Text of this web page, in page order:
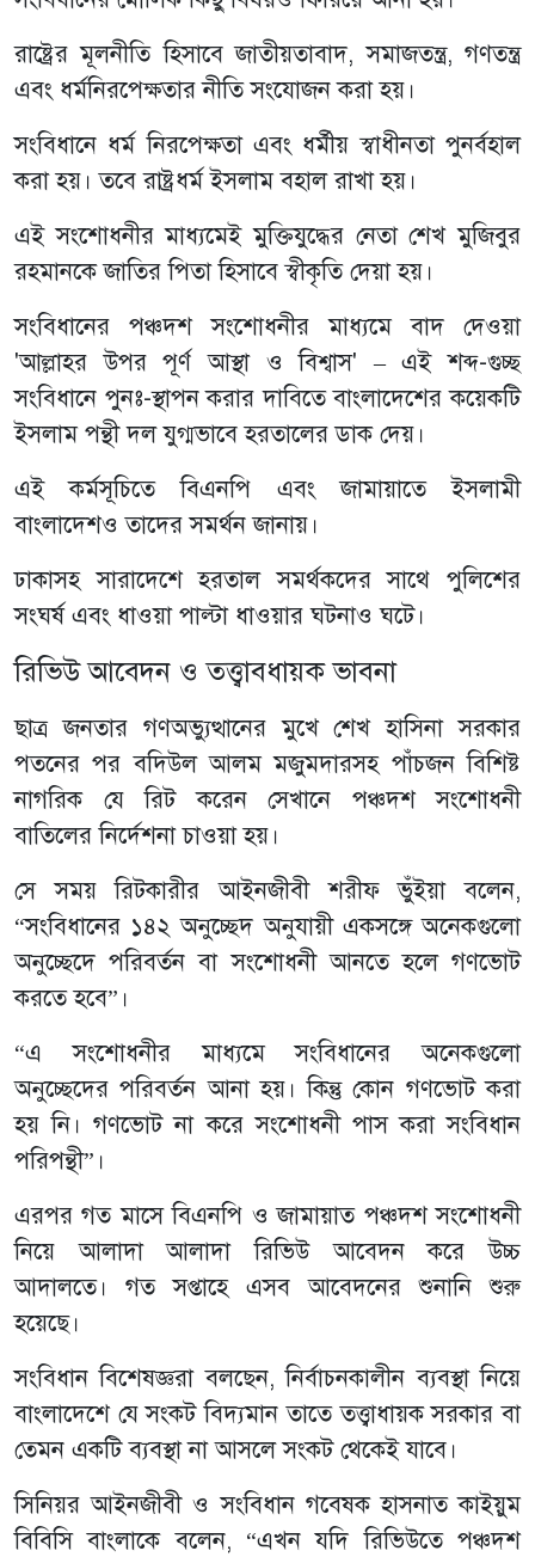
রাষ্ট্রের মূলনীতি হিসাবে জাতীয়তাবাদ, সমাজতন্ত্র, গণতন্ত্র
এবং ধর্মনিরপেক্ষতার নীতি সংযোজন করা হয়।
সংবিধানে ধর্ম নিরপেক্ষতা এবং ধর্মীয় স্বাধীনতা পুনর্বহাল
করা হয়। তবে রাষ্ট্রধর্ম ইসলাম বহাল রাখা হয়।
এই সংশোধনীর মাধ্যমেই মুক্তিযুদ্ধের নেতা শেখ মুজিবুর
রহমানকে জাতির পিতা হিসাবে স্বীকৃতি দেয়া হয়।
সংবিধানের পঞ্চদশ সংশোধনীর মাধ্যমে বাদ দেওয়া
'আল্লাহর উপর পূর্ণ আস্থা ও বিশ্বাস' – এই শব্দ-গুচ্ছ
সংবিধানে পুনঃ-স্থাপন করার দাবিতে বাংলাদেশের কয়েকটি
ইসলাম পন্থী দল যুগ্মভাবে হরতালের ডাক দেয়।
এই কর্মসূচিতে বিএনপি এবং জামায়াতে ইসলামী
বাংলাদেশও তাদের সমর্থন জানায়।
ঢাকাসহ সারাদেশে হরতাল সমর্থকদের সাথে পুলিশের
সংঘর্ষ এবং ধাওয়া পাল্টা ধাওয়ার ঘটনাও ঘটে।
রিভিউ আবেদন ও তত্ত্বাবধায়ক ভাবনা
ছাত্র জনতার গণঅভ্যুত্থানের মুখে শেখ হাসিনা সরকার
পতনের পর বদিউল আলম মজুমদারসহ পাঁচজন বিশিষ্ট
নাগরিক যে রিট করেন সেখানে পঞ্চদশ সংশোধনী
বাতিলের নির্দেশনা চাওয়া হয়।
সে সময় রিটকারীর আইনজীবী শরীফ ভুঁইয়া বলেন,
“সংবিধানের ১৪২ অনুচ্ছেদ অনুযায়ী একসঙ্গে অনেকগুলো
অনুচ্ছেদে পরিবর্তন বা সংশোধনী আনতে হলে গণভোট
করতে হবে”।
“এ সংশোধনীর মাধ্যমে সংবিধানের অনেকগুলো
অনুচ্ছেদের পরিবর্তন আনা হয়। কিন্তু কোন গণভোট করা
হয় নি। গণভোট না করে সংশোধনী পাস করা সংবিধান
পরিপন্থী”।
এরপর গত মাসে বিএনপি ও জামায়াত পঞ্চদশ সংশোধনী
নিয়ে আলাদা আলাদা রিভিউ আবেদন করে উচ্চ
আদালতে। গত সপ্তাহে এসব আবেদনের শুনানি শুরু
হয়েছে।
সংবিধান বিশেষজ্ঞরা বলছেন, নির্বাচনকালীন ব্যবস্থা নিয়ে
বাংলাদেশে যে সংকট বিদ্যমান তাতে তত্ত্বাধায়ক সরকার বা
তেমন একটি ব্যবস্থা না আসলে সংকট থেকেই যাবে।
সিনিয়র আইনজীবী ও সংবিধান গবেষক হাসনাত কাইয়ুম
বিবিসি বাংলাকে বলেন, “এখন যদি রিভিউতে পঞ্চদশ